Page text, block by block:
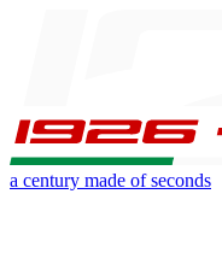
a century made of seconds